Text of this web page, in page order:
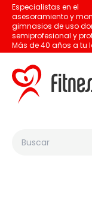
Especialistas en el
asesoramiento y
gimnasios de uso
semiprofesional y
Más de 40 años a tu